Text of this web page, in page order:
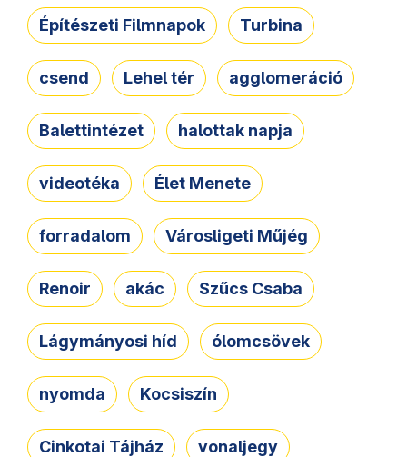
Építészeti Filmnapok Turbina
csend Lehel tér agglomeráció
Balettintézet halottak napja
videotéka Élet Menete
forradalom Városligeti Műjég
Renoir akác Szűcs Csaba
Lágymányosi híd ólomcsövek
nyomda Kocsiszín
Cinkotai Tájház vonaljegy